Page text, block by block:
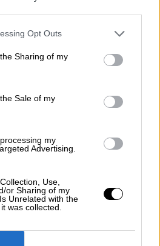
Opt Outs
Sharing of my
Sale of my
my
Advertising.
Use,
or Sharing of my
Unrelated with the
was collected.
verdad es lo primero
hay una